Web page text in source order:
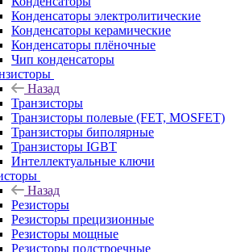
Конденсаторы электролитические
Конденсаторы керамические
Конденсаторы плёночные
Чип конденсаторы
Назад
Транзисторы
Транзисторы полевые (FET, MOSFET)
Транзисторы биполярные
Транзисторы IGBT
Интеллектуальные ключи
Назад
Резисторы
Резисторы прецизионные
Резисторы мощные
Резисторы подстроечные